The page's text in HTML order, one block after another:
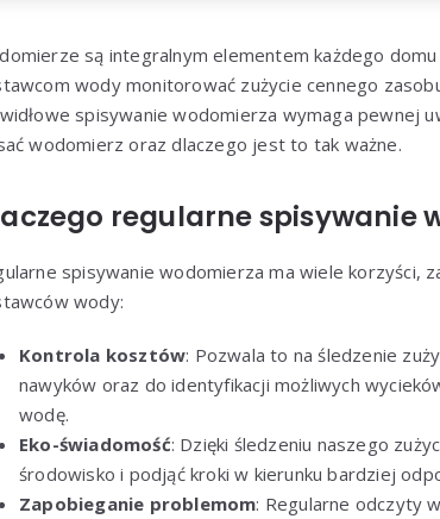
są integralnym elementem każdego
wody monitorować zużycie cennego
spisywanie wodomierza wymaga pewnej
wodomierz oraz dlaczego jest to tak ważne.
regularne spisywanie
spisywanie wodomierza ma wiele korzyści,
wody:
Kontrola kosztów: Pozwala to na śledzenie
nawyków oraz do identyfikacji możliwych
wodę.
Eko-świadomość: Dzięki śledzeniu naszego
środowisko i podjąć kroki w kierunku bardziej
Zapobieganie problemom: Regularne odczyty